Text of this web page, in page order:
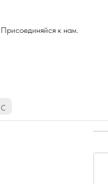
к нам.